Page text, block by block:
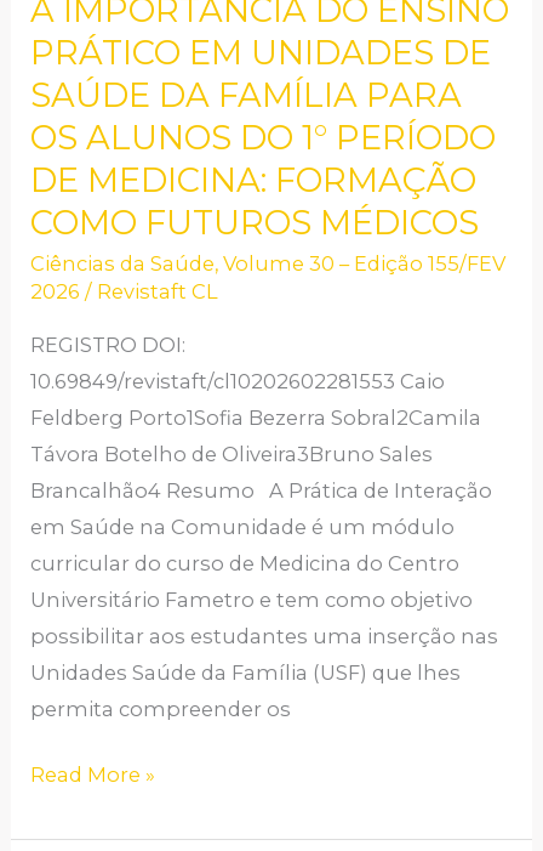
A IMPORTÂNCIA DO ENSINO
PRÁTICO EM UNIDADES DE
SAÚDE DA FAMÍLIA PARA
OS ALUNOS DO 1° PERÍODO
DE MEDICINA: FORMAÇÃO
COMO FUTUROS MÉDICOS
Ciências da Saúde,Volume 30 – Edição 155/FEV
2026 / Revistaft CL
REGISTRO DOI:
10.69849/revistaft/cl10202602281553 Caio
Feldberg Porto1Sofia Bezerra Sobral2Camila
Távora Botelho de Oliveira3Bruno Sales
Brancalhão4 Resumo A Prática de Interação
em Saúde na Comunidade é um módulo
curricular do curso de Medicina do Centro
Universitário Fametro e tem como objetivo
possibilitar aos estudantes uma inserção nas
Unidades Saúde da Família (USF) que lhes
permita compreender os
A
IMPORTÂNCIA
DO
ENSINO
PRÁTICO
EM
UNIDADES
DE
SAÚDE
DA
FAMÍLIA
PARA
OS
ALUNOS
PERÍODO
MEDICINA:
FORMAÇÃO
FUTUROS
Read More »